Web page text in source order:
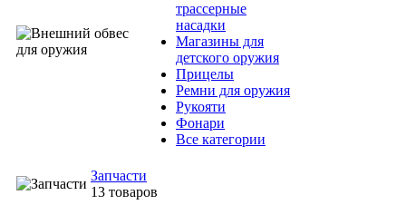
трассерные
насадки
Магазины для
детского оружия
Прицелы
Ремни для оружия
Рукояти
Фонари
Все категории
Запчасти
13 товаров